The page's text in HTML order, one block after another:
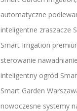
automatyczne
inteligentne zraszacze
Smart Irrigation
sterowanie
inteligentny ogród
Smart Garden
nowoczesne systemy